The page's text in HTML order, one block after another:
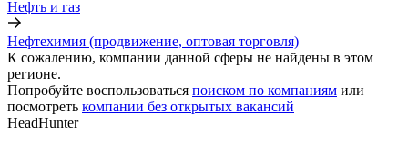
Нефть и газ
Нефтехимия (продвижение, оптовая торговля)
К сожалению, компании данной сферы не найдены в этом
регионе.
Попробуйте воспользоваться поиском по компаниям или
посмотреть компании без открытых вакансий
HeadHunter